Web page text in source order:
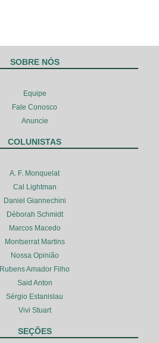
SOBRE NÓS
Equipe
Fale Conosco
Anuncie
COLUNISTAS
A. F. Monquelat
Cal Lightman
Daniel Giannechini
Déborah Schmidt
Marcos Macedo
Montserrat Martins
Nossa Opinião
Rubens Amador Filho
Said Anton
Sérgio Estanislau
Vivi Stuart
SEÇÕES